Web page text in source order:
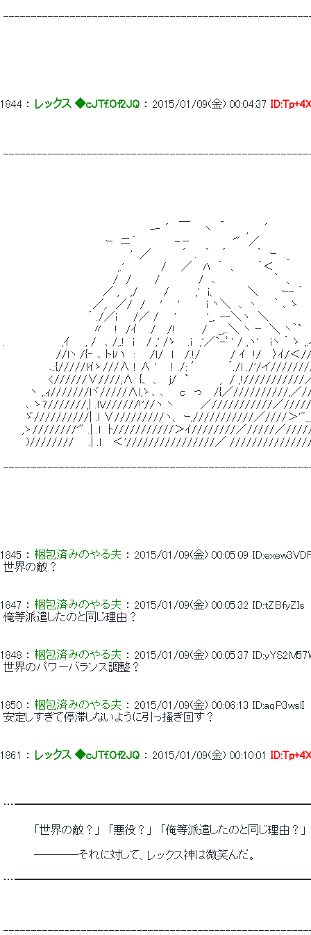
1844 ： レックス ◆cJTf.Of2JQ ： 2015/01/09(金) 00:04:37
-‐ ´　　　　 ヽ　　　　 ,　　´
ｰ　ニ´　　　　　-－　　　　　 '"　／
'　／　　　　´　.　｀　 ´　 　　 ｀　ｰ　._　　　　　　
,.' 　 　 　 / 　 ／　 ﾊ　｀　、　　 ｀＜
/　/　　　/　　　　　/　､　　　　　　　 ｀　、　　　　
／ , 　,/ 　 　 /　　　 ,'　i、　　　　＼　　　ｰ- ´
／,.　／/　/ 　 '　　'　　　 i ヽ＼　､ 丶　　｀ ､ ゝ　　　　
´ ./／ｉ　　/／ /　　'　　　　'_,. -‐＼ヽ　＼
〃　 !　/ｲ　 ./　 /!　　 　/　 _,..＼ ヽ ｰ　＼ ヽ｀`
.　　　　 　 　 ,ｲ　　, /　､ /,.!　ｉ　 / ,' /ゝ 　.i　,'／`-ﾞ ' / ,ヽ'　 iヽ ｀ ゝ
//lヽ./{‐ ､ トlハ　: 　 /ｌ/　l　 /.!/　 　 　/ ｲ　!/　 〉ｲ/＜/// ＿
､.{/////lｲゝ///∧ ! ∧ ' 　 ! ./: ′ 　 　 ´./l ./'/イ
<//////∨////,∧: {、 、　ｊ/　`　　　　,　/ ,!///////////／'"＞ー
ヽ ,.ｨ///////lヾ/////∧l,ゝ､ ､　　ｃ　っ 　/{／//////////,
､ ゝ7///////,| .lV//////!'//ヽ.ヽ　　　 ／
ゞ//////////| .l ∨/////////ヽ、 ｰ,///////////／////＞
,ゝ////////'" .| .l　ﾄ///////////＞ｲ////////／/////／/////
)//////// 　 .| .ｌ　 ＜'////////////////／
1845 ： 梱包済みのやる夫 ： 2015/01/09(金) 00:05:09
世界の敵？
1847 ： 梱包済みのやる夫 ： 2015/01/09(金) 00:05:32 ID:tZBfyZIs
俺等派遣したのと同じ理由？
1848 ： 梱包済みのやる夫 ： 2015/01/09(金) 00:05:37
世界のパワーバランス調整？
1850 ： 梱包済みのやる夫 ： 2015/01/09(金) 00:06:13 ID:aqP3wslI
安定しすぎて停滞しないように引っ掻き回す？
1861 ： レックス ◆cJTf.Of2JQ ： 2015/01/09(金) 00:10:01
「世界の敵？」　「悪役？」　「俺等派遣したのと同じ理由？」
――――それに対して、レックス神は微笑んだ。